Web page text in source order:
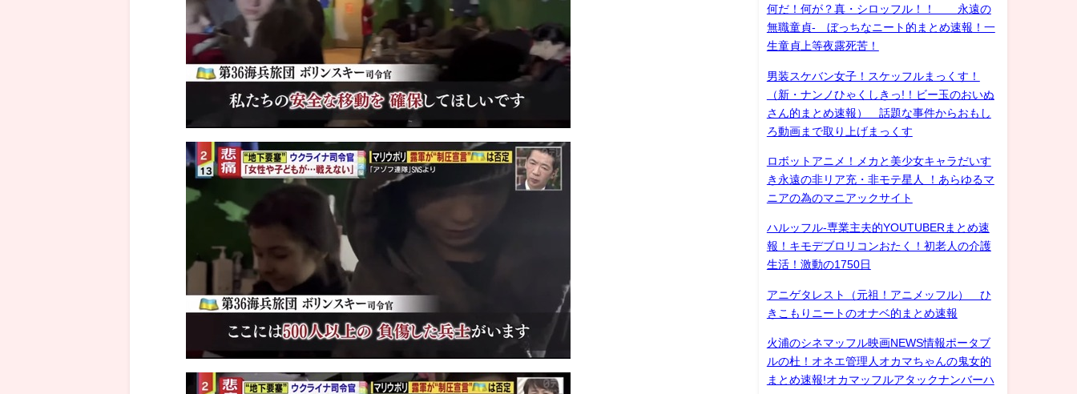
何だ！何が？真・シロッフル！！ 永遠の
無職童貞- ぼっちなニート的まとめ速報！一
生童貞上等夜露死苦！
男装スケバン女子！スケッフルまっくす！
（新・ナンノひゃくしきっ!！ビー玉のおいぬ
さん的まとめ速報） 話題な事件からおもし
ろ動画まで取り上げまっくす
ロボットアニメ！メカと美少女キャラだいす
き永遠の非リア充・非モテ星人 ！あらゆるマ
ニアの為のマニアックサイト
ハルッフル-専業主夫的YOUTUBERまとめ速
報！キモデブロリコンおたく！初老人の介護
生活！激動の1750日
アニゲタレスト（元祖！アニメッフル） ひ
きこもりニートのオナベ的まとめ速報
火浦のシネマッフル映画NEWS情報ポータブ
ルの杜！オネエ管理人オカマちゃんの鬼女的
まとめ速報!オカマッフルアタックナンバーハ